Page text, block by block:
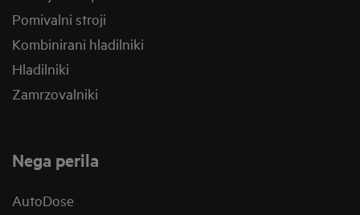
Pomivalni stroji
Kombinirani hladilniki
Hladilniki
Zamrzovalniki
Nega perila
AutoDose